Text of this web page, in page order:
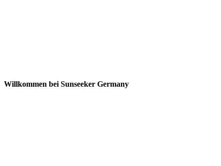
Willkommen bei Sunseeker Germany